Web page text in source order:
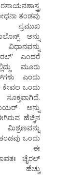
ತಂಡವು
ಪ್ರಮುಖ
ಅನ್ನು
ಎಂದರೆ
ಮೂರು
ಎಂದು
ಕೇವಲ ಒಂದು
ಅನ್ನು
ಹೆಚ್ಚಿನ
ಒಂದು
ಈ
ಚೈರಲ್
ಹೆಚ್ಚು